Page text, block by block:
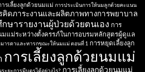
ารเลี้ยงลูกด้วยนมแม่ การประเมินการให้นมลูกด้วยคะแนน
ดภาระงานและผลิตภาพทางการพยาบาล
ษารายงานผู้ป่วยด้วยตนเอง การ
แม่ระหว่างตั้งครรภ์ในการอบรมหลักสูตรผู้ดูแล
มารดาและทารกขณะให้นมแม่ ตอนที่ 1 การหยุดเลี้ยงลูก
การเลี้ยงลูกด้วยนมแม่
ะยะการมีบุตรได้อย่างไร? การเลี้ยงลูกด้วยนมแม่